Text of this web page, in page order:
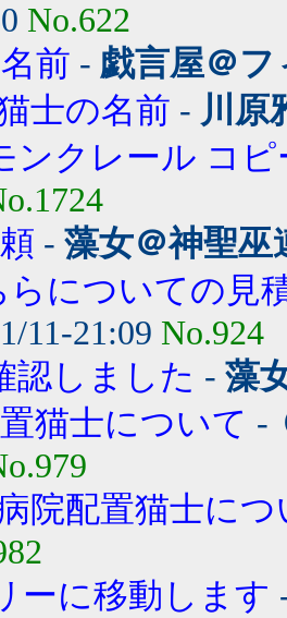
No.622
前 - 戯言屋＠
士の名前 - 川原
ンクレール コ
- 藻女＠神聖巫
らについての見
11-21:09 No.924
認しました - 藻
猫士について -
院配置猫士に
ーに移動します